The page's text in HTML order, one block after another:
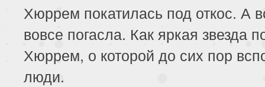
Хюррем покатилась под откос. А
вовсе погасла. Как яркая звезда
Хюррем, о которой до сих пор
люди.